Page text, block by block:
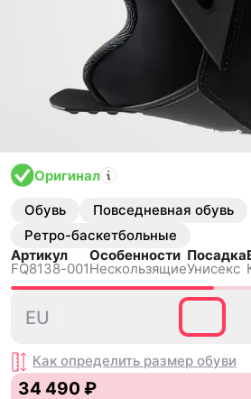
Оригинал
Обувь
Повседневная обувь
Ретро-баскетбольные
Артикул
FQ8138-001
Особенности
Нескользящиe
Посадка
Унисекс
EU
Как определить размер обуви
34 490 ₽